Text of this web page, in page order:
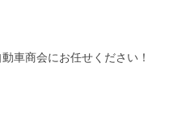
車商会にお任せください！